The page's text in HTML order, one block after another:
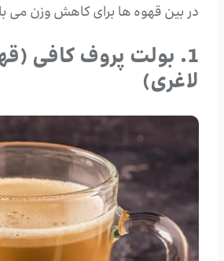
در بین قهوه ها برای کاهش وزن می
1. بولت پروف کافی
لاغری)